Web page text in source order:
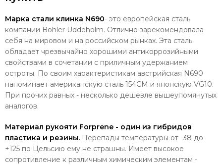
Марка стали клинка N690- это европейская сталь
компании Bohler Uddeholm. Отлично зарекомендовала
себя на мировом и на российском рынках. Эта сталь
обладает чрезвычайно хорошими антикоррозийными
свойствами в сочетании с приличным удержанием
остроты. По своим характеристикам австрийская N690
напоминает американскую сталь 154СМ и японскую VG10.
При прочих равных - несколько дешевле вышеупомянутых
аналогов.
Материал рукояти Forprene - один из гибридов
пластика и резины. Перепады температуры от -38 до
+125 по Цельсию ему не страшны. Имеет высокое
сопротивление к различным химическим элементам -